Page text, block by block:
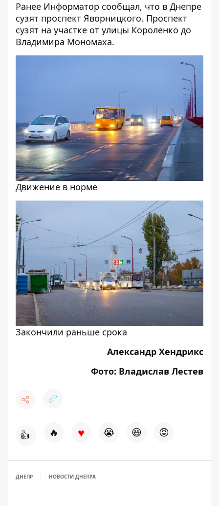
Ранее Информатор сообщал, что в Днепре
сузят проспект Яворницкого. Проспект
сузят на участке от улицы Короленко до
Владимира Мономаха.
Движение в норме
Закончили раньше срока
Александр Хендрикс
Фото: Владислав Лестев
👍 🔥 ♥ 😭 😆 😡
ДНЕПР НОВОСТИ ДНЕПРА